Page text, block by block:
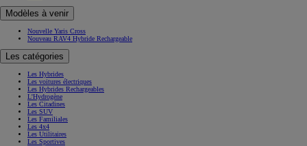
Modèles à venir
Nouvelle Yaris Cross
Nouveau RAV4 Hybride Rechargeable
Les catégories
Les Hybrides
Les voitures électriques
Les Hybrides Rechargeables
L'Hydrogène
Les Citadines
Les SUV
Les Familiales
Les 4x4
Les Utilitaires
Les Sportives